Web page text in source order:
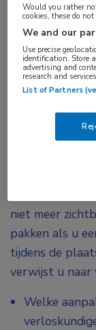
20
uitzending
gemist? U
Heeft u zich
niet meer
pakken als u
tijdens de
verwijst u
Welke
Would you rather
cookies, these do
We and our
Use precise
identification. Store
advertising and
research and
List of Partners